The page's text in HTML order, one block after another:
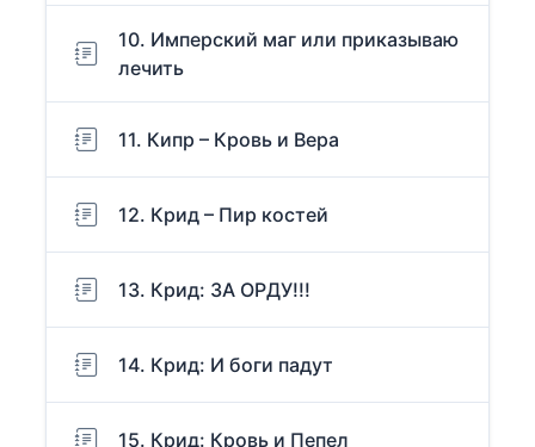
10. Имперский маг или приказываю
лечить
11. Кипр – Кровь и Вера
12. Крид – Пир костей
13. Крид: ЗА ОРДУ!!!
14. Крид: И боги падут
15. Крид: Кровь и Пепел